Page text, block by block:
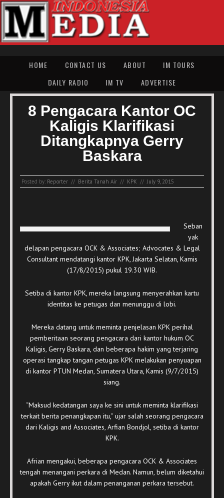
HOME CONTACT US ABOUT
IM TOURS
DAILY RADIO
IM TV ADVERTISE
8 Pengacara Kantor OC
Kaligis Klarifikasi
Ditangkapnya Gerry
Baskara
Posted by: Reporter // Berita Tanah Air // KPK // July 9, 2015
Seban
yak
delapan pengacara OCK & Associates; Advocates & Legal
Consultant mendatangi kantor KPK, Jakarta Selatan, Kamis
(17/8/2015) pukul 19.30 WIB.
Setiba di kantor KPK, mereka langsung menyerahkan kartu
identitas ke petugas dan menunggu di lobi.
Mereka datang untuk meminta penjelasan KPK perihal
pemberitaan seorang pengacara dari kantor hukum OC
Kaligis, Gerry Baskara, dan beberapa hakim yang terjaring
operasi tangkap tangan petugas KPK melakukan penyuapan
di kantor PTUN Medan, Sumatera Utara, Kamis (9/7/2015)
siang.
“Maksud kedatangan saya ke sini untuk meminta klarifikasi
terkait berita penangkapan itu,” ujar salah seorang pengacara
dari Kaligis and Associates, Arfian Bondjol, setiba di kantor
KPK.
Afrian mengakui, beberapa pengacara OCK & Associates
tengah menangani perkara di Medan. Namun, belum diketahui
apakah Gerry ikut dalam penanganan perkara tersebut.